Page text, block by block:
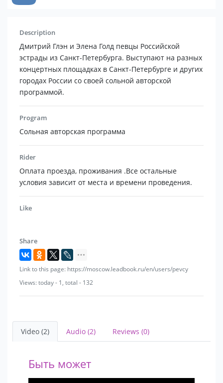
Description
Дмитрий Глэн и Элена Голд певцы Российской
эстрады из Санкт-Петербурга. Выступают на разных
концертных площадках в Санкт-Петербурге и других
городах России со своей сольной авторской
программой.
Program
Сольная авторская программа
Rider
Оплата проезда, проживания .Все остальные
условия зависит от места и времени проведения.
Like
Share
Link to this page: https://moscow.leadbook.ru/en/users/pevcy
Views: today - 1, total - 132
Video (2) Audio (2) Reviews (0)
Быть может